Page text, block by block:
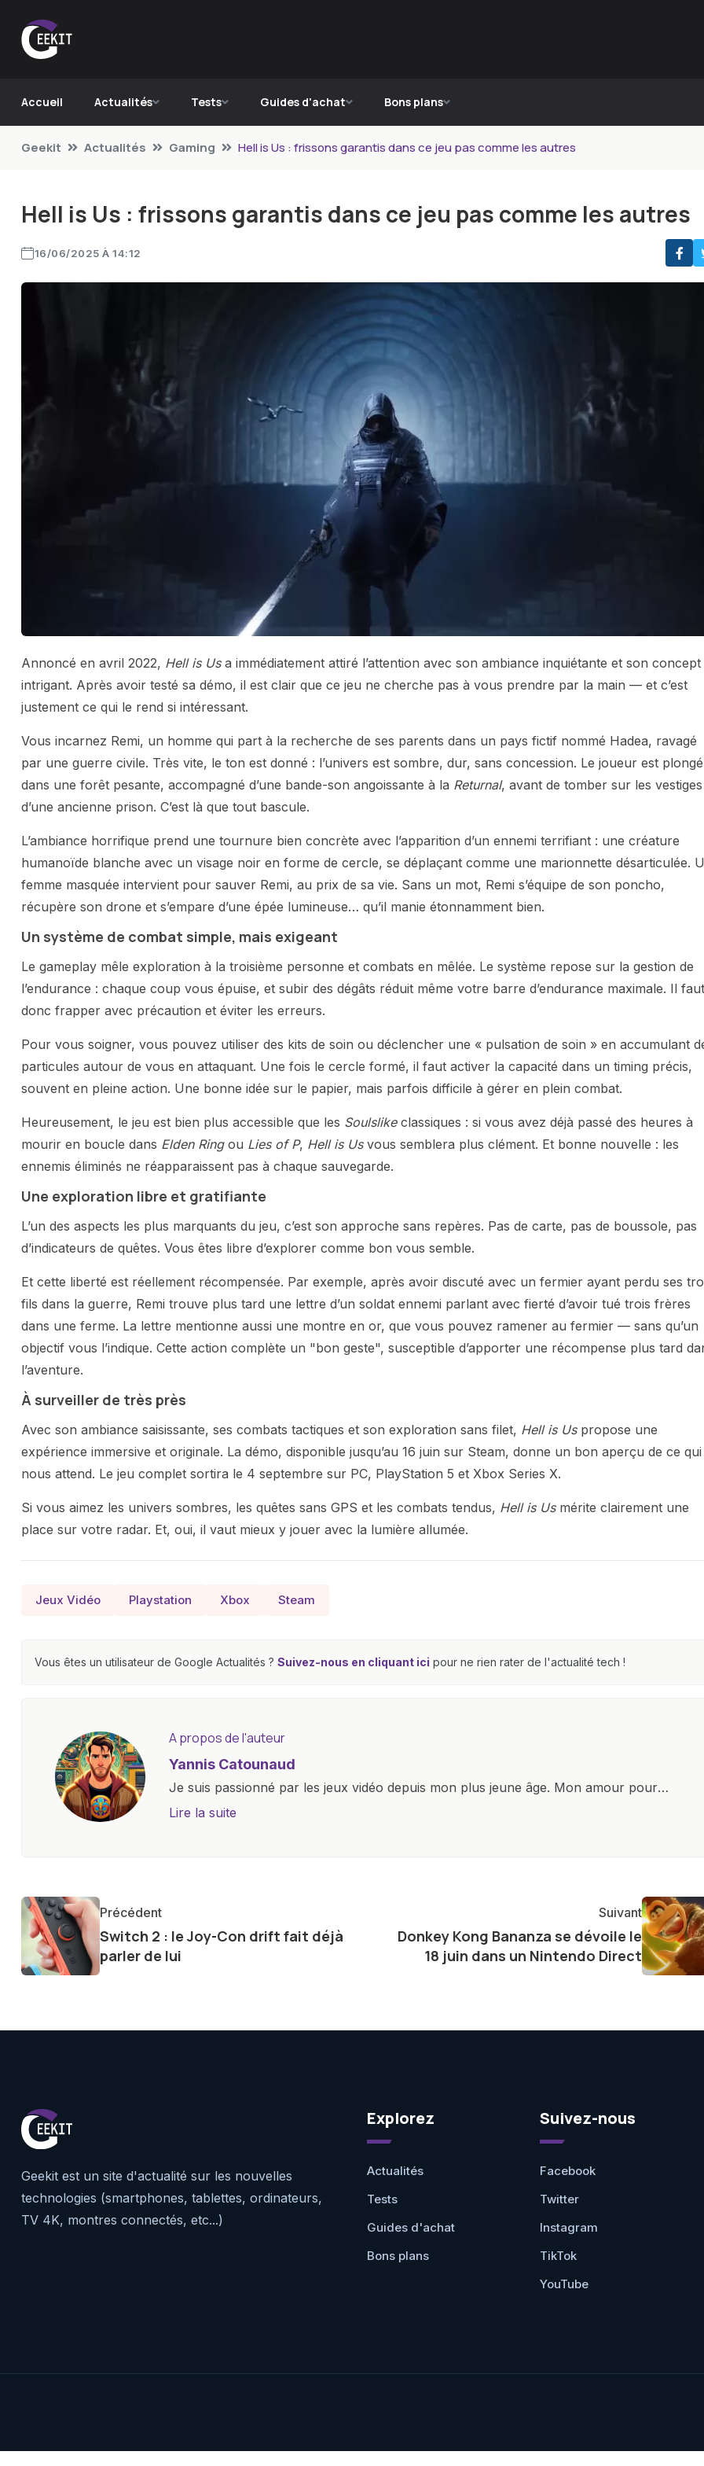
Accueil Actualités Tests Guides d'achat Bons plans
Geekit Actualités Gaming Hell is Us : frissons garantis dans ce jeu pas comme les autres
Hell is Us : frissons garantis dans ce jeu pas comme les autres
16/06/2025 À 14:12
Annoncé en avril 2022, Hell is Usa immédiatement attiré l’attention avec son ambiance inquiétante et son concept
intrigant. Après avoir testé sa démo, il est clair que ce jeu ne cherche pas à vous prendre par la main — et c’est
justement ce qui le rend si intéressant.
Vous incarnez Remi, un homme qui part à la recherche de ses parents dans un pays fictif nommé Hadea, ravagé
par une guerre civile. Très vite, le ton est donné : l’univers est sombre, dur, sans concession. Le joueur est plongé
dans une forêt pesante, accompagné d’une bande-son angoissante à la Returnal, avant de tomber sur les vestiges
d’une ancienne prison. C’est là que tout bascule.
L’ambiance horrifique prend une tournure bien concrète avec l’apparition d’un ennemi terrifiant : une créature
humanoïde blanche avec un visage noir en forme de cercle, se déplaçant comme une marionnette désarticulée.
femme masquée intervient pour sauver Remi, au prix de sa vie. Sans un mot, Remi s’équipe de son poncho,
récupère son drone et s’empare d’une épée lumineuse… qu’il manie étonnamment bien.
Un système de combat simple, mais exigeant
Le gameplay mêle exploration à la troisième personne et combats en mêlée. Le système repose sur la gestion de
l’endurance : chaque coup vous épuise, et subir des dégâts réduit même votre barre d’endurance maximale. Il faut
donc frapper avec précaution et éviter les erreurs.
Pour vous soigner, vous pouvez utiliser des kits de soin ou déclencher une « pulsation de soin » en accumulant
particules autour de vous en attaquant. Une fois le cercle formé, il faut activer la capacité dans un timing précis,
souvent en pleine action. Une bonne idée sur le papier, mais parfois difficile à gérer en plein combat.
Heureusement, le jeu est bien plus accessible que les Soulslikeclassiques : si vous avez déjà passé des heures à
mourir en boucle dans Elden Ringou Lies of P, Hell is Usvous semblera plus clément. Et bonne nouvelle : les
ennemis éliminés ne réapparaissent pas à chaque sauvegarde.
Une exploration libre et gratifiante
L’un des aspects les plus marquants du jeu, c’est son approche sans repères. Pas de carte, pas de boussole, pas
d’indicateurs de quêtes. Vous êtes libre d’explorer comme bon vous semble.
Et cette liberté est réellement récompensée. Par exemple, après avoir discuté avec un fermier ayant perdu ses
fils dans la guerre, Remi trouve plus tard une lettre d’un soldat ennemi parlant avec fierté d’avoir tué trois frères
dans une ferme. La lettre mentionne aussi une montre en or, que vous pouvez ramener au fermier — sans qu’un
objectif vous l’indique. Cette action complète un "bon geste", susceptible d’apporter une récompense plus tard
l’aventure.
À surveiller de très près
Avec son ambiance saisissante, ses combats tactiques et son exploration sans filet, Hell is Uspropose une
expérience immersive et originale. La démo, disponible jusqu’au 16 juin sur Steam, donne un bon aperçu de ce qui
nous attend. Le jeu complet sortira le 4 septembre sur PC, PlayStation 5 et Xbox Series X.
Si vous aimez les univers sombres, les quêtes sans GPS et les combats tendus, Hell is Usmérite clairement une
place sur votre radar. Et, oui, il vaut mieux y jouer avec la lumière allumée.
Jeux Vidéo Playstation Xbox Steam
Vous êtes un utilisateur de Google Actualités ? Suivez-nous en cliquant ici pour ne rien rater de l'actualité tech !
A propos de l'auteur
Yannis Catounaud
Je suis passionné par les jeux vidéo depuis mon plus jeune âge. Mon amour pour
l'univers numérique m'a conduit à explorer constamment les dernières avancées dans
communauté en ligne. Mon engagement envers l'exploration constante des frontières
de la technologie me permet de présenter aux lecteurs un aperçu captivant de ce que
le futur numérique nous réserve.
Lire la suite
Précédent
Switch 2 : le Joy-Con drift fait déjà
parler de lui
Suivant
Donkey Kong Bananza se dévoile le
18 juin dans un Nintendo Direct
Geekit est un site d'actualité sur les nouvelles
technologies (smartphones, tablettes, ordinateurs,
TV 4K, montres connectés, etc...)
Explorez
Actualités
Tests
Guides d'achat
Bons plans
Suivez-nous
Facebook
Twitter
Instagram
TikTok
YouTube